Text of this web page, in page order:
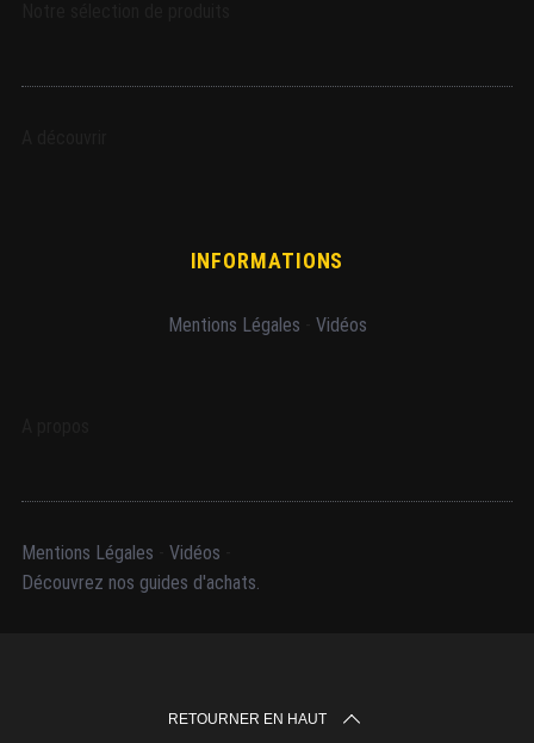
INFORMATIONS
Mentions Légales Vidéos
Mentions Légales Vidéos
Découvrez nos guides d'achats.
RETOURNER EN HAUT